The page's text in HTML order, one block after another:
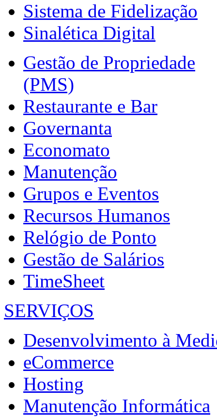
Sistema de Fidelização
Sinalética Digital
Gestão de Propriedade
(PMS)
Restaurante e Bar
Governanta
Economato
Manutenção
Grupos e Eventos
Recursos Humanos
Relógio de Ponto
Gestão de Salários
TimeSheet
SERVIÇOS
Desenvolvimento à
eCommerce
Hosting
Manutenção Informática